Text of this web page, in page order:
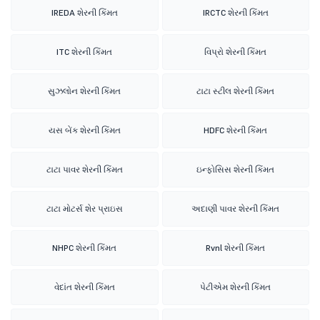
IREDA શેરની કિંમત IRCTC શેરની કિંમત
ITC શેરની કિંમત વિપ્રો શેરની કિંમત
સુઝલોન શેરની કિંમત ટાટા સ્ટીલ શેરની કિંમત
યસ બેંક શેરની કિંમત HDFC શેરની કિંમત
ટાટા પાવર શેરની કિંમત ઇન્ફોસિસ શેરની કિંમત
ટાટા મોટર્સ શેર પ્રાઇસ અદાણી પાવર શેરની કિંમત
NHPC શેરની કિંમત Rvnl શેરની કિંમત
વેદાંત શેરની કિંમત પેટીએમ શેરની કિંમત